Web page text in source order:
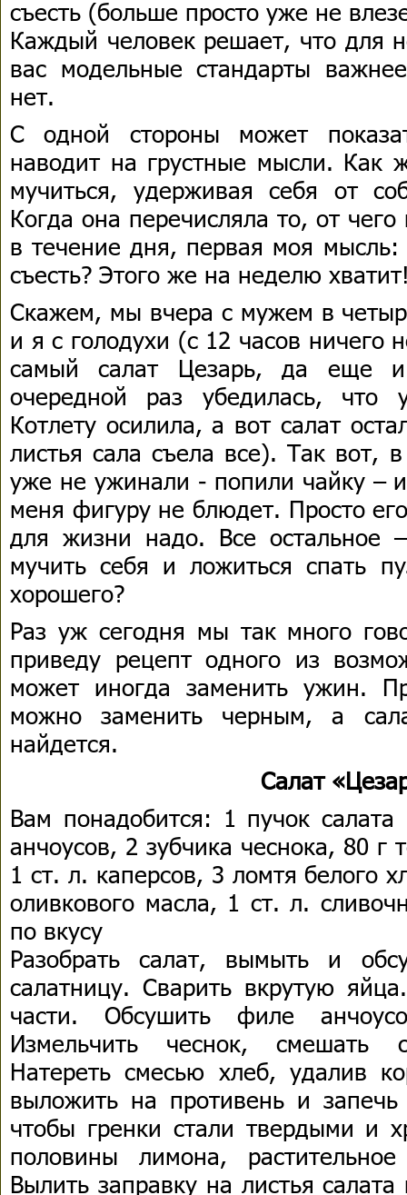
съесть (больше просто уже не
Каждый человек решает, что для
вас модельные стандарты
нет.
С одной стороны может
наводит на грустные мысли. Как
мучиться, удерживая себя от
Когда она перечисляла то, от чего
в течение дня, первая моя
съесть? Этого же на неделю
Скажем, мы вчера с мужем в
и я с голодухи (с 12 часов ничего
самый салат Цезарь, да еще
очередной раз убедилась, что
Котлету осилила, а вот салат
листья сала съела все). Так вот,
уже не ужинали - попили чайку –
меня фигуру не блюдет. Просто
для жизни надо. Все остальное
мучить себя и ложиться спать
хорошего?
Раз уж сегодня мы так много
приведу рецепт одного из
может иногда заменить ужин.
можно заменить черным, а
найдется.
Салат
Вам понадобится: 1 пучок
анчоусов, 2 зубчика чеснока, 80 г
1 ст. л. каперсов, 3 ломтя белого
оливкового масла, 1 ст. л.
по вкусу
Разобрать салат, вымыть и
салатницу. Сварить вкрутую
части. Обсушить филе
Измельчить чеснок, смешать
Натереть смесью хлеб, удалив
выложить на противень и
чтобы гренки стали твердыми и
половины лимона,
Вылить заправку на листья